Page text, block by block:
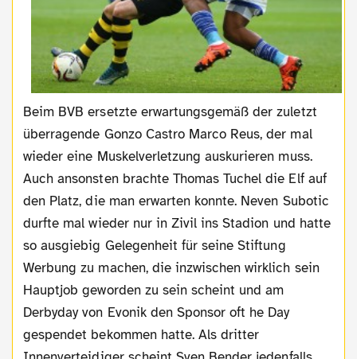
Beim BVB ersetzte erwartungsgemäß der zuletzt
überragende Gonzo Castro Marco Reus, der mal
wieder eine Muskelverletzung auskurieren muss.
Auch ansonsten brachte Thomas Tuchel die Elf auf
den Platz, die man erwarten konnte. Neven Subotic
durfte mal wieder nur in Zivil ins Stadion und hatte
so ausgiebig Gelegenheit für seine Stiftung
Werbung zu machen, die inzwischen wirklich sein
Hauptjob geworden zu sein scheint und am
Derbyday von Evonik den Sponsor oft he Day
gespendet bekommen hatte. Als dritter